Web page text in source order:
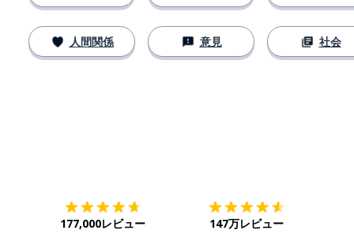
人間関係 意見 社会
177,000レビュー 147万レビュー